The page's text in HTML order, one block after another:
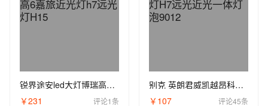
锐界途安led大灯博瑞高尔夫7.5改装灯泡高6嘉旅近光灯h7远光灯H15
￥231
评论1条
别克 英朗君威凯越昂科威威朗改装led大灯H7远光近光一体灯泡9012
￥107
评论45条